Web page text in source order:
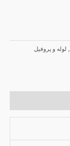
لوله و پروفیل